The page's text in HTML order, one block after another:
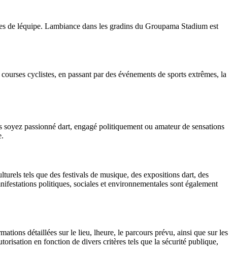
léquipe. Lambiance dans les gradins du Groupama Stadium est
cyclistes, en passant par des événements de sports extrêmes, la
passionné dart, engagé politiquement ou amateur de sensations
tels que des festivals de musique, des expositions dart, des
politiques, sociales et environnementales sont également
détaillées sur le lieu, lheure, le parcours prévu, ainsi que sur les
en fonction de divers critères tels que la sécurité publique,